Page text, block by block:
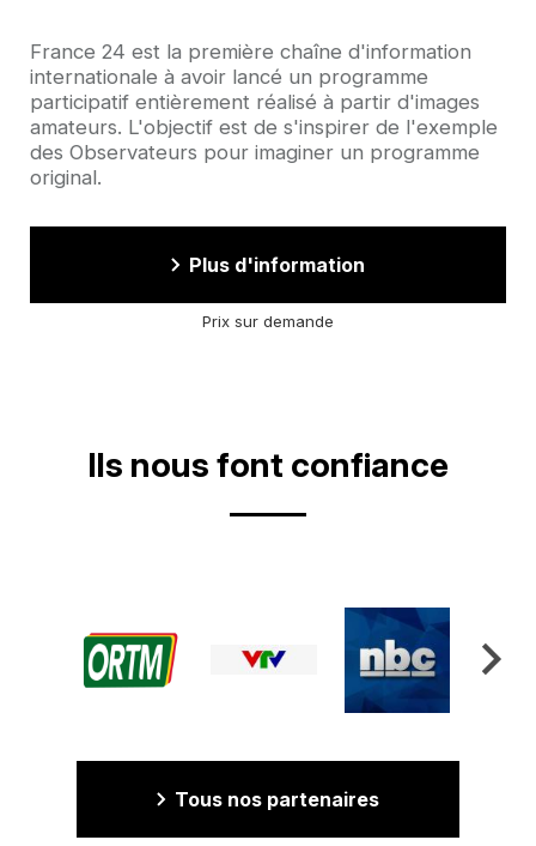
Accroche
France 24 est la première chaîne d'information
internationale à avoir lancé un programme
participatif entièrement réalisé à partir d'images
amateurs. L'objectif est de s'inspirer de l'exemple
des Observateurs pour imaginer un programme
original.
Plus d'information
Prix sur demande
Ils nous font confiance
Tous nos partenaires